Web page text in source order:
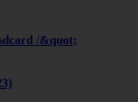
/&quot;